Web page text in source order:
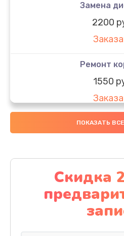
Замена
2200
Ремонт
1550
Ремонт
1200
ПОКАЗАТЬ
Скидка